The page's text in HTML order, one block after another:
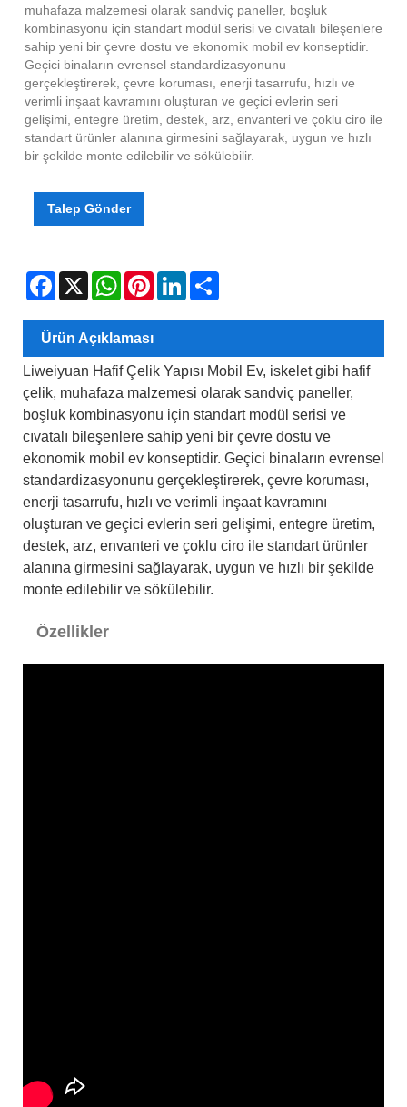
muhafaza malzemesi olarak sandviç paneller, boşluk
kombinasyonu için standart modül serisi ve cıvatalı bileşenlere
sahip yeni bir çevre dostu ve ekonomik mobil ev konseptidir.
Geçici binaların evrensel standardizasyonunu
gerçekleştirerek, çevre koruması, enerji tasarrufu, hızlı ve
verimli inşaat kavramını oluşturan ve geçici evlerin seri
gelişimi, entegre üretim, destek, arz, envanteri ve çoklu ciro ile
standart ürünler alanına girmesini sağlayarak, uygun ve hızlı
bir şekilde monte edilebilir ve sökülebilir.
Talep Gönder
Facebook
X WhatsAppPinterestLinkedIn
Ürün Açıklaması
Liweiyuan Hafif Çelik Yapısı Mobil Ev, iskelet gibi hafif
çelik, muhafaza malzemesi olarak sandviç paneller,
boşluk kombinasyonu için standart modül serisi ve
cıvatalı bileşenlere sahip yeni bir çevre dostu ve
ekonomik mobil ev konseptidir. Geçici binaların evrensel
standardizasyonunu gerçekleştirerek, çevre koruması,
enerji tasarrufu, hızlı ve verimli inşaat kavramını
oluşturan ve geçici evlerin seri gelişimi, entegre üretim,
destek, arz, envanteri ve çoklu ciro ile standart ürünler
alanına girmesini sağlayarak, uygun ve hızlı bir şekilde
monte edilebilir ve sökülebilir.
Özellikler